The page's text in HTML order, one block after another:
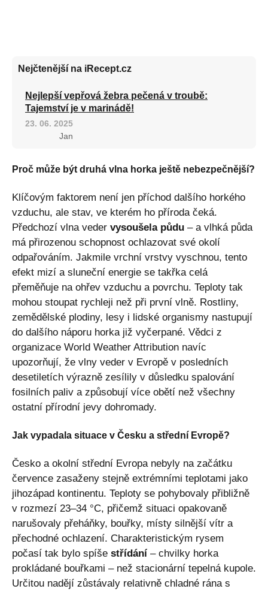
Nejčtenější na iRecept.cz
Nejlepší vepřová žebra pečená v troubě:
Tajemství je v marinádě!
23. 06. 2025
Jan
Proč může být druhá vlna horka ještě nebezpečnější?
Klíčovým faktorem není jen příchod dalšího horkého
vzduchu, ale stav, ve kterém ho příroda čeká.
Předchozí vlna veder vysoušela půdu – a vlhká půda
má přirozenou schopnost ochlazovat své okolí
odpařováním. Jakmile vrchní vrstvy vyschnou, tento
efekt mizí a sluneční energie se takřka celá
přeměňuje na ohřev vzduchu a povrchu. Teploty tak
mohou stoupat rychleji než při první vlně. Rostliny,
zemědělské plodiny, lesy i lidské organismy nastupují
do dalšího náporu horka již vyčerpané. Vědci z
organizace World Weather Attribution navíc
upozorňují, že vlny veder v Evropě v posledních
desetiletích výrazně zesílily v důsledku spalování
fosilních paliv a způsobují více obětí než všechny
ostatní přírodní jevy dohromady.
Jak vypadala situace v Česku a střední Evropě?
Česko a okolní střední Evropa nebyly na začátku
července zasaženy stejně extrémními teplotami jako
jihozápad kontinentu. Teploty se pohybovaly přibližně
v rozmezí 23–34 °C, přičemž situaci opakovaně
narušovaly přeháňky, bouřky, místy silnější vítr a
přechodné ochlazení. Charakteristickým rysem
počasí tak bylo spíše střídání – chvilky horka
prokládané bouřkami – než stacionární tepelná kupole.
Určitou nadějí zůstávaly relativně chladné rána s